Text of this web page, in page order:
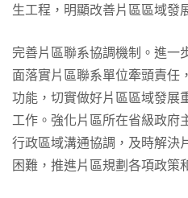
生工程，明顯改善片區區域發
完善片區聯系協調機制。進一
面落實片區聯系單位牽頭責任
功能，切實做好片區區域發展
工作。強化片區所在省級政府
行政區域溝通協調，及時解決
困難，推進片區規劃各項政策